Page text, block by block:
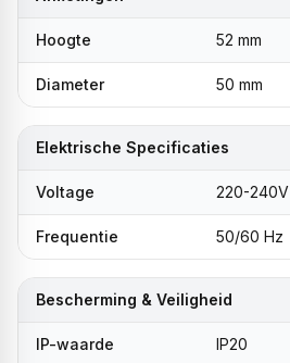
Hoogte 52 mm
Diameter 50 mm
Elektrische Specificaties
Voltage 220-240V
Frequentie 50/60 Hz
Bescherming & Veiligheid
IP-waarde IP20